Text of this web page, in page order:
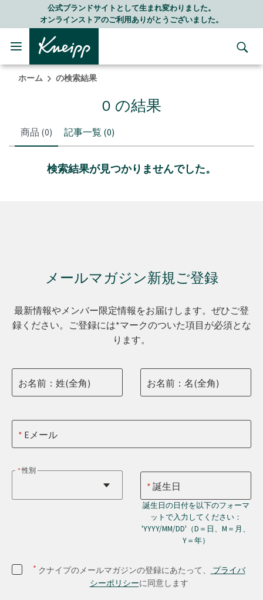
Skip to main content
Skip to footer content公式ブランドサイトとして生まれ変わりました。
オンラインストアのご利用ありがとうございました。
ホーム の検索結果
0 の結果
商品 (0) 記事一覧 (0)
検索結果が見つかりませんでした。
メールマガジン新規ご登録
最新情報やメンバー限定情報をお届けします。ぜひご登
録ください。ご登録には*マークのついた項目が必須とな
ります。
お名前：姓(全角) お名前：名(全角)
Eメール
性別
誕生日
誕生日の日付を以下のフォーマ
ットで入力してください：
'YYYY/MM/DD'（D＝日、M＝月、
Y＝年）
* クナイプのメールマガジンの登録にあたって、
プライバ
シーポリシーに同意します